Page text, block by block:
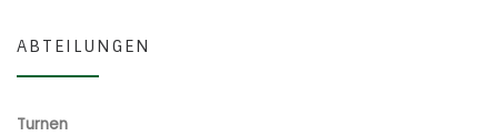
ABTEILUNGEN
Turnen